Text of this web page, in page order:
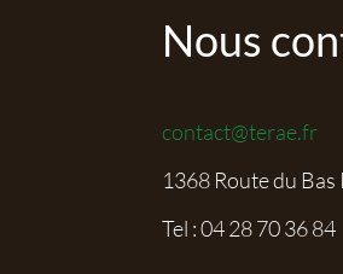
Nous
contact@terae.fr
1368 Route du
Tel :04 28 70 36 84